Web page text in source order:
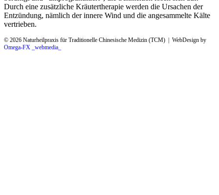
Durch eine zusätzliche Kräutertherapie werden die Ursachen der
Entzündung, nämlich der innere Wind und die angesammelte Kälte
vertrieben.
© 2026 Naturheilpraxis für Traditionelle Chinesische Medizin (TCM) | WebDesign by
Omega-FX _webmedia_